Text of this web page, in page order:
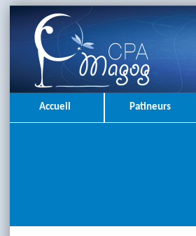
Accueil Patineurs